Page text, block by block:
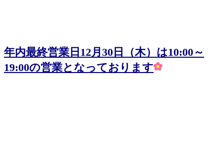
年内最終営業日12月30日（木）は10:00～
19:00の営業となっております